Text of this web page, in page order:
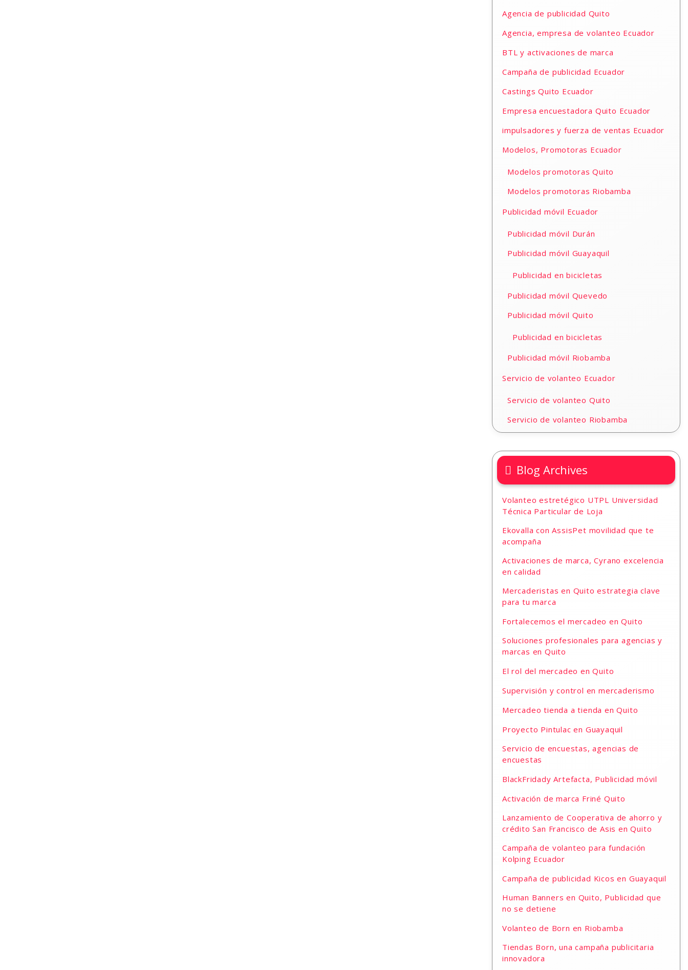
Agencia de publicidad Quito
Agencia, empresa de volanteo Ecuador
BTL y activaciones de marca
Campaña de publicidad Ecuador
Castings Quito Ecuador
Empresa encuestadora Quito Ecuador
impulsadores y fuerza de ventas Ecuador
Modelos, Promotoras Ecuador
Modelos promotoras Quito
Modelos promotoras Riobamba
Publicidad móvil Ecuador
Publicidad móvil Durán
Publicidad móvil Guayaquil
Publicidad en bicicletas
Publicidad móvil Quevedo
Publicidad móvil Quito
Publicidad en bicicletas
Publicidad móvil Riobamba
Servicio de volanteo Ecuador
Servicio de volanteo Quito
Servicio de volanteo Riobamba
Blog Archives
Volanteo estretégico UTPL Universidad
Técnica Particular de Loja
Ekovalla con AssisPet movilidad que te
acompaña
Activaciones de marca, Cyrano excelencia
en calidad
Mercaderistas en Quito estrategia clave
para tu marca
Fortalecemos el mercadeo en Quito
Soluciones profesionales para agencias y
marcas en Quito
El rol del mercadeo en Quito
Supervisión y control en mercaderismo
Mercadeo tienda a tienda en Quito
Proyecto Pintulac en Guayaquil
Servicio de encuestas, agencias de
encuestas
BlackFridady Artefacta, Publicidad móvil
Activación de marca Friné Quito
Lanzamiento de Cooperativa de ahorro y
crédito San Francisco de Asis en Quito
Campaña de volanteo para fundación
Kolping Ecuador
Campaña de publicidad Kicos en Guayaquil
Human Banners en Quito, Publicidad que
no se detiene
Volanteo de Born en Riobamba
Tiendas Born, una campaña publicitaria
innovadora